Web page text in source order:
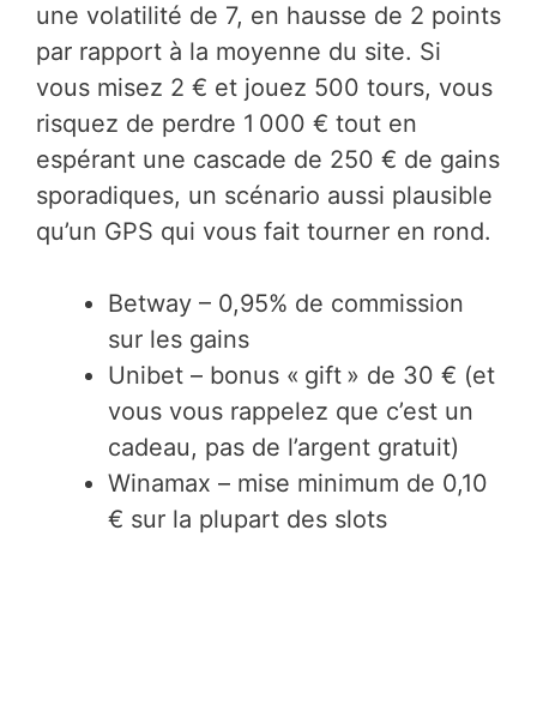
une volatilité de 7, en hausse de 2 points
par rapport à la moyenne du site. Si
vous misez 2 € et jouez 500 tours, vous
risquez de perdre 1 000 € tout en
espérant une cascade de 250 € de gains
sporadiques, un scénario aussi plausible
qu’un GPS qui vous fait tourner en rond.
Betway – 0,95% de commission
sur les gains
Unibet – bonus « gift » de 30 € (et
vous vous rappelez que c’est un
cadeau, pas de l’argent gratuit)
Winamax – mise minimum de 0,10
€ sur la plupart des slots